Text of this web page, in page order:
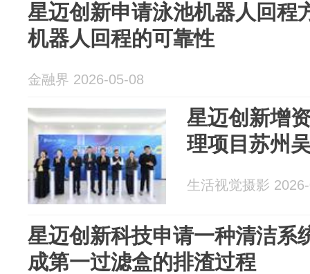
星迈创新申请泳池机器人回程
机器人回程的可靠性
金融界 2026-05-08
星迈创新增
理项目苏州
生活视觉摄影
星迈创新科技申请一种清洁系
成第一过滤盒的排渣过程